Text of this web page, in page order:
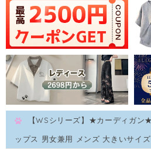
【WSシリーズ】★カーディガ
ップス 男女兼用 メンズ 大きいサイ